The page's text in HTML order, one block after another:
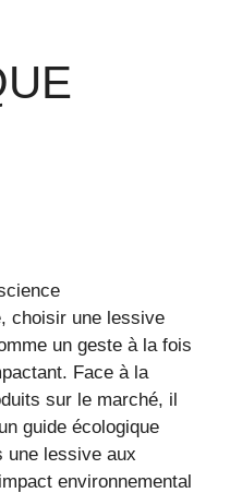
choisir une lessive
un geste à la fois
Face à la
sur le marché, il
guide écologique
une lessive aux
environnemental